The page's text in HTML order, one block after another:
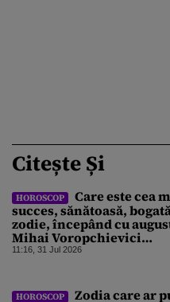
Citește Și
HOROSCOP
Care este cea
succes, sănătoasă,
zodie, începând cu
Mihai Voropchievici
nominalizează nativii ce
11:16, 31 Jul 2026
HOROSCOP
Zodia care ar